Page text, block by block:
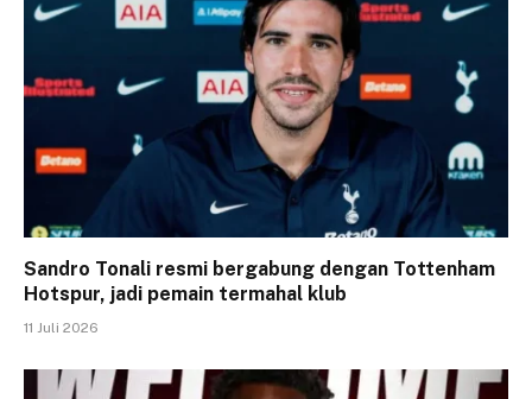
Sandro Tonali resmi bergabung dengan Tottenham
Hotspur, jadi pemain termahal klub
11 Juli 2026